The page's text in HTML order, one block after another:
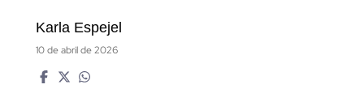
Karla Espejel
10 de abril de 2026